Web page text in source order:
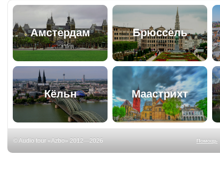
Амстердам Брюссель
Кёльн Маастрихт
Помощь
© Audio tour «Azbo» 2012—2026